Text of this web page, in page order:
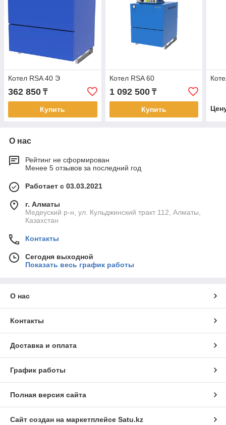
Котел RSA 40 Э
362 850 ₸
Купить
Котел RSA 60
1 092 500₸
Купить
О нас
Рейтинг не сформирован
Менее 5 отзывов за последний год
Работает с 03.03.2021
г. Алматы
Медеуский р-н, ул. Кульджинский тракт 112, Алматы,
Казахстан
Контакты
Сегодня выходной
Показать весь график работы
О нас
Контакты
Доставка и оплата
График работы
Полная версия сайта
Сайт создан на маркетплейсе Satu.kz